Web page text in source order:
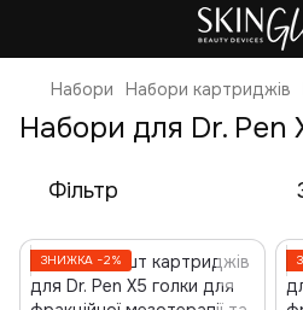
Набори Набори картриджів
Набори для Dr. Pen
Фільтр
ЗНИЖКА −2%